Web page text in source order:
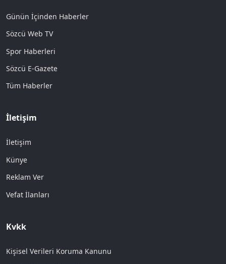
Günün İçinden Haberler
Sözcü Web TV
Spor Haberleri
Sözcü E-Gazete
Tüm Haberler
İletişim
İletişim
Künye
Reklam Ver
Vefat İlanları
Kvkk
Kişisel Verileri Koruma Kanunu